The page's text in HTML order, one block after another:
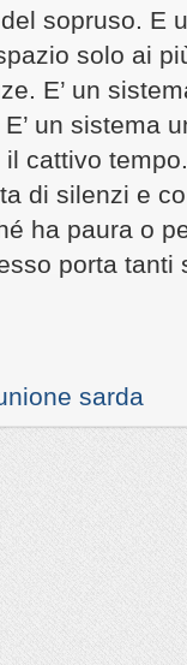
sopruso. E
solo ai
E’ un
un sistema
cattivo
di silenzi e
ha paura o
porta tanti
sarda